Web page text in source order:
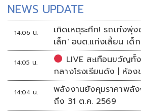
NEWS UPDATE
14:06 น.
เกิดเหตุระทึก! รถเก๋ง
เล็ก' อบต.แก่งเสี้ยน เด็
14:05 น.
LIVE สะเทือนขวัญทั้
กลางโรงเรียนดัง | ห้อง
14:04 น.
พลังงานยังคุมราคาพลัง
ถึง 31 ต.ค. 2569